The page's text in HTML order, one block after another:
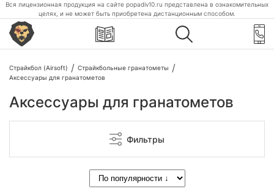
Вся лицензионная продукция на сайте popadiv10.ru представлена в ознакомительных
целях, и не может быть приобретена дистанционным способом.
Страйкбол (Airsoft)
Страйкбольные гранатометы
Аксессуары для гранатометов
Аксессуары для гранатометов
Фильтры